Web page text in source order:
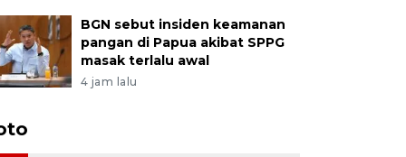
BGN sebut insiden keamanan
pangan di Papua akibat SPPG
masak terlalu awal
4 jam lalu